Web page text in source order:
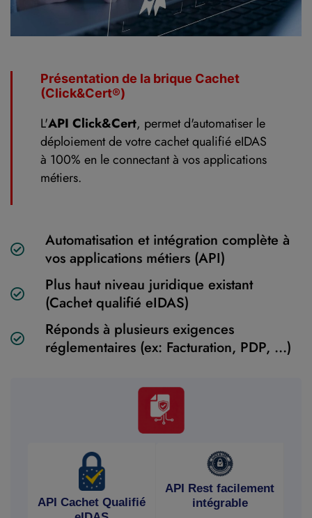
Présentation de la brique Cachet
(Click&Cert®)
L'API Click&Cert, permet d'automatiser le
déploiement de votre cachet qualifié eIDAS
à 100% en le connectant à vos applications
métiers.
Automatisation et intégration complète à
vos applications métiers (API)
Plus haut niveau juridique existant
(Cachet qualifié eIDAS)
Réponds à plusieurs exigences
réglementaires (ex: Facturation, PDP, ...)
API Cachet Qualifié
API Rest facilement
intégrable